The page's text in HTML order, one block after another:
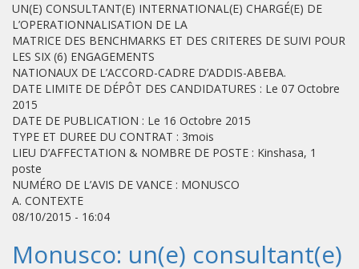
UN(E) CONSULTANT(E) INTERNATIONAL(E) CHARGÉ(E) DE
L’OPERATIONNALISATION DE LA
MATRICE DES BENCHMARKS ET DES CRITERES DE SUIVI POUR
LES SIX (6) ENGAGEMENTS
NATIONAUX DE L’ACCORD-CADRE D’ADDIS-ABEBA.
DATE LIMITE DE DÉPÔT DES CANDIDATURES : Le 07 Octobre
2015
DATE DE PUBLICATION : Le 16 Octobre 2015
TYPE ET DUREE DU CONTRAT : 3mois
LIEU D’AFFECTATION & NOMBRE DE POSTE : Kinshasa, 1
poste
NUMÉRO DE L’AVIS DE VANCE : MONUSCO
A. CONTEXTE
08/10/2015 - 16:04
Monusco: un(e) consultant(e)